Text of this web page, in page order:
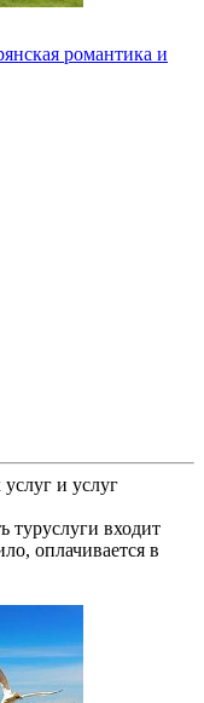
романтика и
и услуг
туруслуги входит
оплачивается в